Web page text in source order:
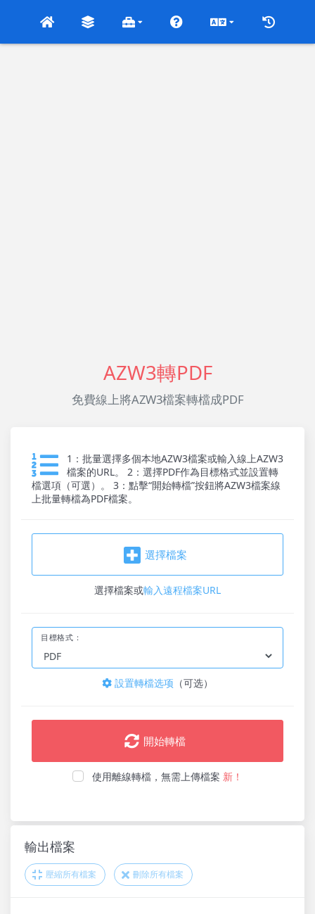
AZW3轉PDF
免費線上將AZW3檔案轉檔成PDF
1：批量選擇多個本地AZW3檔案或輸入線上AZW3
檔案的URL。 2：選擇PDF作為目標格式並設置轉
檔選項（可選）。 3：點擊“開始轉檔”按鈕將AZW3檔案線
上批量轉檔為PDF檔案。
選擇檔案
選擇檔案或輸入遠程檔案URL
目標格式：
設置轉檔选项 （可选）
開始轉檔
使用離線轉檔，無需上傳檔案 新！
輸出檔案
壓縮所有檔案 刪除所有檔案